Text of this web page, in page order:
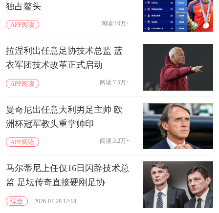
独占鳌头
APP阅读 阅读:10万+
拉涅利出任意足协技术总监 蓝
衣军团技术改革正式启动
APP阅读 阅读:7.5万+
曼奇尼出任意大利男足主帅 欧
洲杯冠军教头重掌帅印
APP阅读 阅读:3.2万+
马尔蒂尼上任仅16日闪辞技术总
监 足坛传奇直接硬刚足协
综合 2026-07-28 12:18